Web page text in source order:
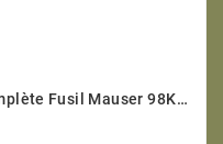
Mécanique Complète Fusil Mauser 98K Code S/42 1937 Calibre 8 X 57 Numéro 3723